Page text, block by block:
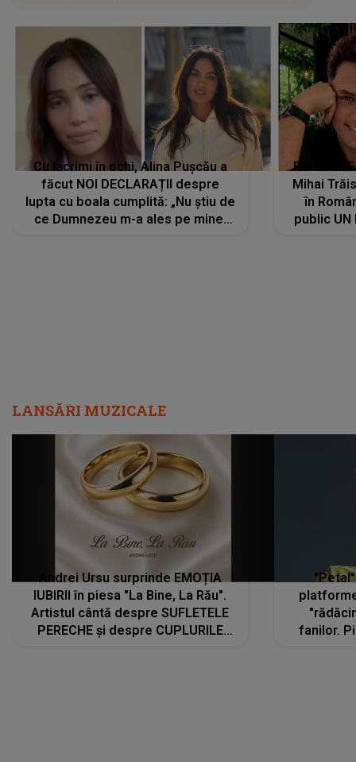
Cu lacrimi în ochi, Alina Pușcău a
făcut NOI DECLARAȚII despre
lupta cu boala cumplită: „Nu știu de
ce Dumnezeu m-a ales pe mine.
Mihai
în
public UN
LANSĂRI MUZICALE
Andrei Ursu surprinde EMOȚIA
IUBIRII în piesa "La Bine, La Rău".
Artistul cântă despre SUFLETELE
PERECHE și despre CUPLURILE
fanilor.